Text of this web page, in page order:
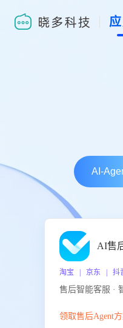
AI-
AI售
淘宝 | 京东 | 抖
领取售后Agent